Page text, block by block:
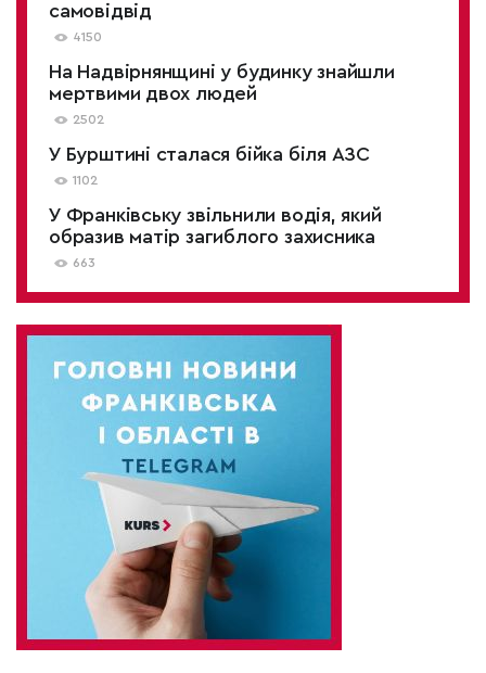
самовідвід
4150
На Надвірнянщині у будинку знайшли
мертвими двох людей
2502
У Бурштині сталася бійка біля АЗС
1102
У Франківську звільнили водія, який
образив матір загиблого захисника
663